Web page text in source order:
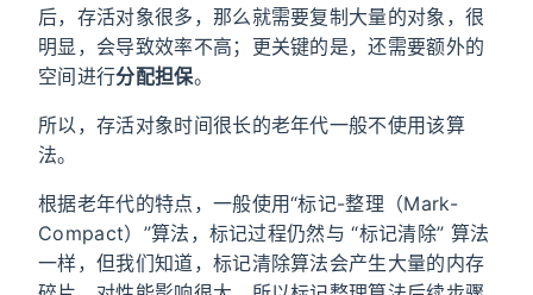
后，存活对象很多，那么就需要复制大量的对象，很
明显，会导致效率不高；更关键的是，还需要额外的
空间进行分配担保。
所以，存活对象时间很长的老年代一般不使用该算
法。
根据老年代的特点，一般使用“标记-整理（Mark-
Compact）”算法，标记过程仍然与 “标记清除” 算法
一样，但我们知道，标记清除算法会产生大量的内存